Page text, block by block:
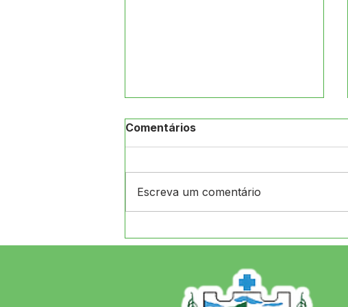
Secretaria de Assistência
Aldeia Arco-Íris, levando
orientações, atividades e
Comentários
Escreva um comentário